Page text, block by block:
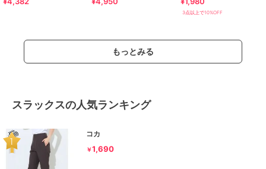
3点以上で10%OFF
もっとみる
スラックスの人気ランキング
コカ
￥1,690